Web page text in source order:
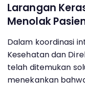
Larangan
Menolak
Dalam koordinasi
Kesehatan dan
telah ditemukan
menekankan